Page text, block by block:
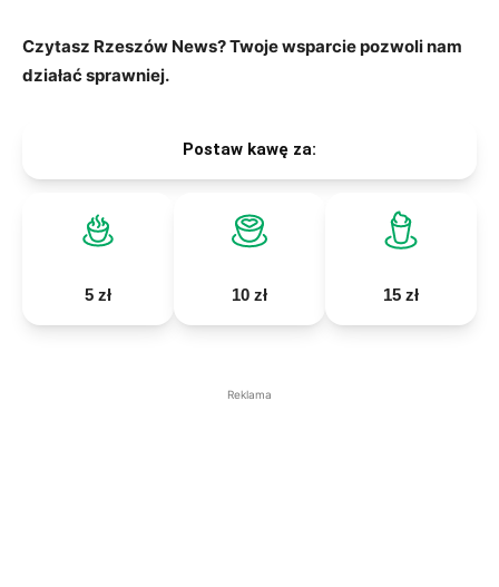
Czytasz Rzeszów News? Twoje wsparcie pozwoli nam
działać sprawniej.
Postaw kawę za:
5 zł 10 zł 15 zł
Reklama